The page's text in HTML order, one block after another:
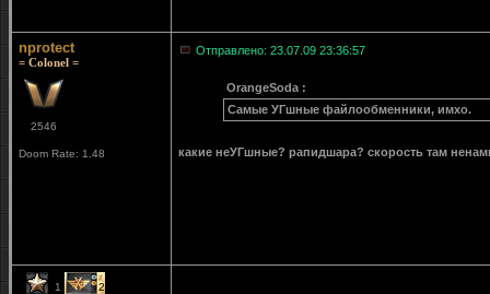
nprotect
= Colonel =
2546
Doom Rate: 1.48
Отправлено: 23.07.09 23:36:57
OrangeSoda :
Самые УГшные файлообменники, имхо.
какие неУГшные? рапидшара? скорость там
1 2